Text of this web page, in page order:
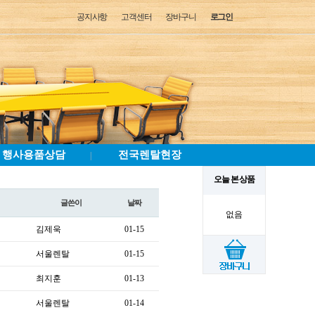
로그인
장바구니
고객센터
공지사항
행사용품상담 전국렌탈현장
오늘 본 상품
없음
글쓴이 날짜
김제욱 01-15
서울렌탈 01-15
최지훈 01-13
서울렌탈 01-14